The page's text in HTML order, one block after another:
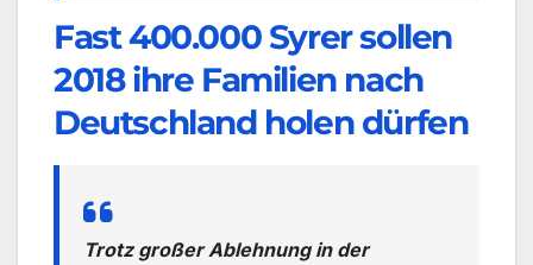
Fast 400.000 Syrer sollen
2018 ihre Familien nach
Deutschland holen dürfen
Trotz großer Ablehnung in der